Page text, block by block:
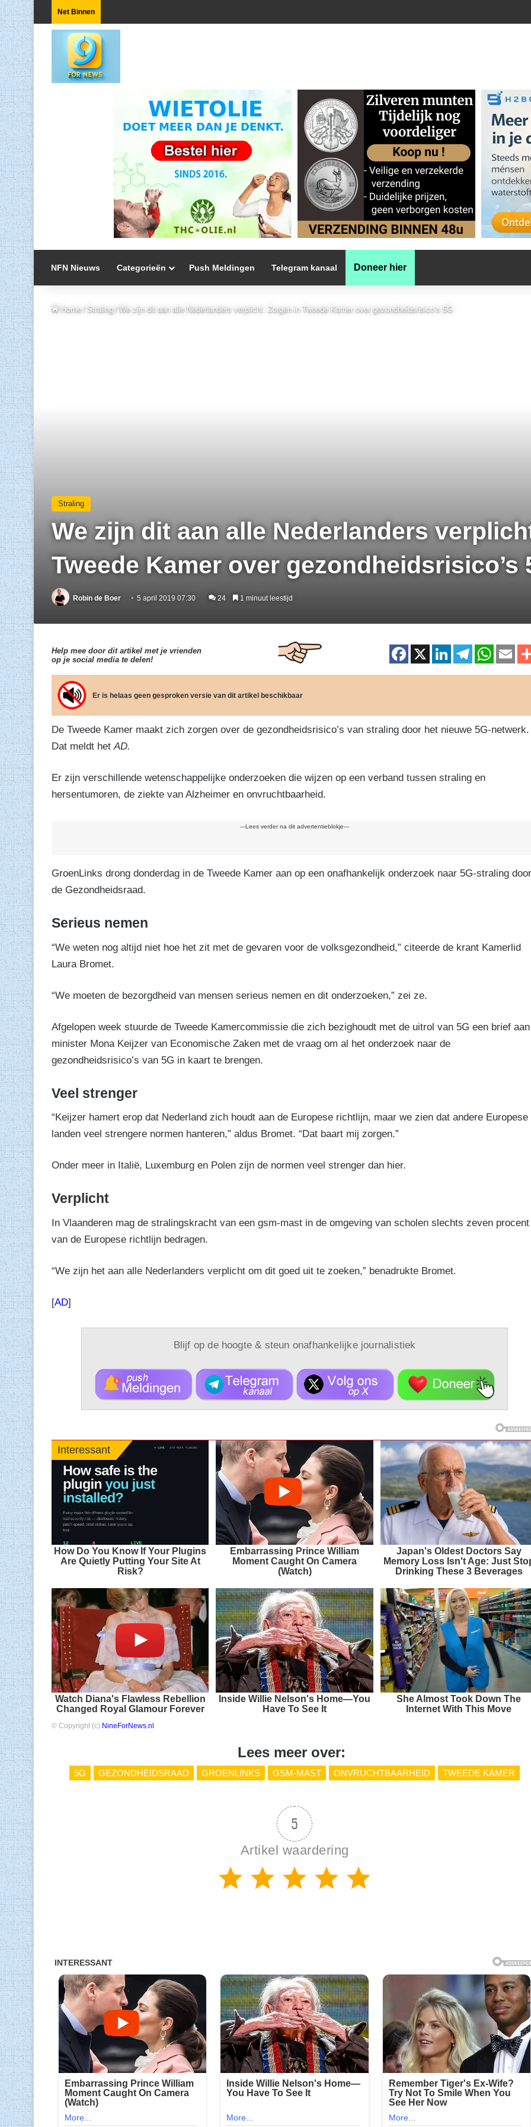
Net Binnen
NFN Nieuws Categorieën Push Meldingen Telegram kanaal Doneer hier
Home / Straling / We zijn dit aan alle Nederlanders verplicht. Zorgen in Tweede Kamer over gezondheidsrisico’s 5G
Straling
We zijn dit aan alle Nederlanders
Tweede Kamer over gezondheidsrisico’s
Robin de Boer 5 april 2019 07:30 24 1 minuut leestijd
Help mee door dit artikel met je vrienden
op je social media te delen!
F
a
e
b
k
X
Li
n
e
dI
T
el
gr
a
W
h
s
A
E
m
Er is helaas geen gesproken versie van dit artikel beschikbaar
De Tweede Kamer maakt zich zorgen over de gezondheidsrisico’s van straling door het nieuwe 5G-netwerk.
Dat meldt hetAD.
Er zijn verschillende wetenschappelijke onderzoeken die wijzen op een verband tussen straling en
hersentumoren, de ziekte van Alzheimer en onvruchtbaarheid.
---Lees verder na dit advertentieblokje---
GroenLinks drong donderdag in de Tweede Kamer aan op een onafhankelijk onderzoek naar 5G-straling door
de Gezondheidsraad.
Serieus nemen
“We weten nog altijd niet hoe het zit met de gevaren voor de volksgezondheid,” citeerde de krant Kamerlid
Laura Bromet.
“We moeten de bezorgdheid van mensen serieus nemen en dit onderzoeken,” zei ze.
Afgelopen week stuurde de Tweede Kamercommissie die zich bezighoudt met de uitrol van 5G een brief aan
minister Mona Keijzer van Economische Zaken met de vraag om al het onderzoek naar de
gezondheidsrisico’s van 5G in kaart te brengen.
Veel strenger
“Keijzer hamert erop dat Nederland zich houdt aan de Europese richtlijn, maar we zien dat andere Europese
landen veel strengere normen hanteren,” aldus Bromet. “Dat baart mij zorgen.”
Onder meer in Italië, Luxemburg en Polen zijn de normen veel strenger dan hier.
Verplicht
In Vlaanderen mag de stralingskracht van een gsm-mast in de omgeving van scholen slechts zeven procent
van de Europese richtlijn bedragen.
“We zijn het aan alle Nederlanders verplicht om dit goed uit te zoeken,” benadrukte Bromet.
[AD]
Blijf op de hoogte & steun onafhankelijke journalistiek
Interessant
How Do You Know If Your Plugins
Are Quietly Putting Your Site At
Risk?
Embarrassing Prince William
Moment Caught On Camera
(Watch)
Japan's Oldest Doctors Say
Memory Loss Isn't Age: Just
Drinking These 3 Beverages
Watch Diana's Flawless Rebellion
Changed Royal Glamour Forever
Inside Willie Nelson's Home—You
Have To See It
She Almost Took Down The
Internet With This Move
© Copyright (c) NineForNews.nl
Lees meer over:
5G GEZONDHEIDSRAAD GROENLINKS GSM-MAST ONVRUCHTBAARHEID TWEEDE KAMER
5
Artikel waardering